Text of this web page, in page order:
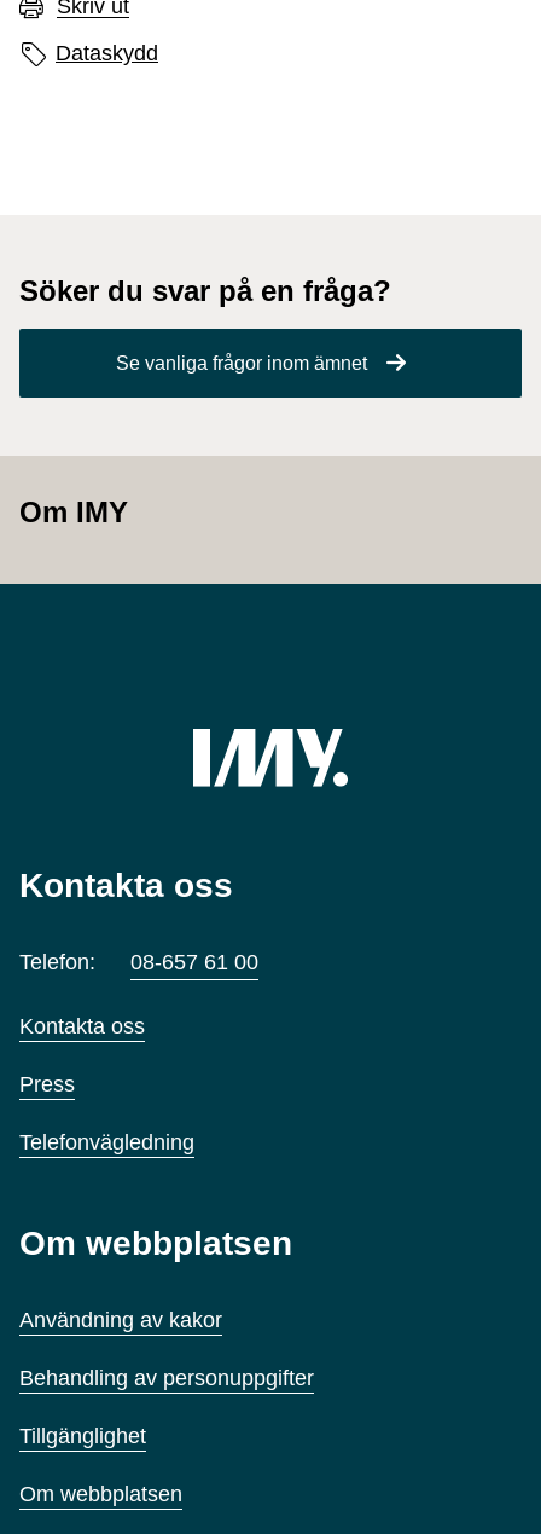
Skriv ut
Sidans etiketter
Dataskydd
Söker du svar på en fråga?
Se vanliga frågor inom ämnet
Om IMY
Kontakta oss
Telefon: 08-657 61 00
Kontakta oss
Press
Telefonvägledning
Om webbplatsen
Användning av kakor
Behandling av personuppgifter
Tillgänglighet
Om webbplatsen